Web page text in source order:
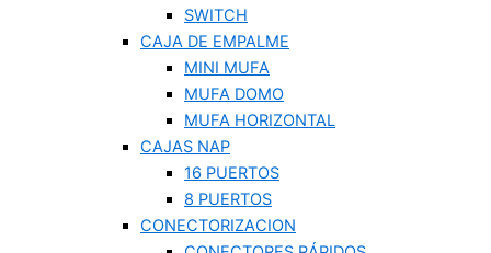
SWITCH
CAJA DE EMPALME
MINI MUFA
MUFA DOMO
MUFA HORIZONTAL
CAJAS NAP
16 PUERTOS
8 PUERTOS
CONECTORIZACION